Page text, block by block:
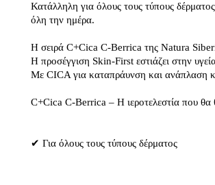
Κατάλληλη για όλους τους τύπους
όλη την ημέρα.
Η σειρά C+Cica C-Berrica της Natura
Η προσέγγιση Skin-First εστιάζει στην
Με CICA για καταπράυνση και ανάπλαση
C+Cica C-Berrica – Η ιεροτελεστία που θα
✔ Για όλους τους τύπους δέρματος ​